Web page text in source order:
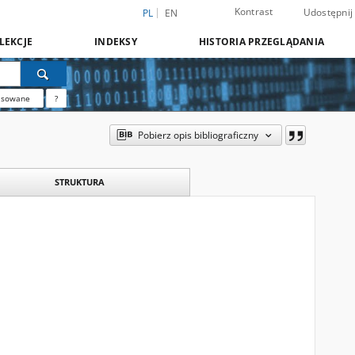
PL EN Kontrast Udostępnij
INDEKSY HISTORIA PRZEGLĄDANIA
?
Pobierz opis bibliograficzny
STRUKTURA